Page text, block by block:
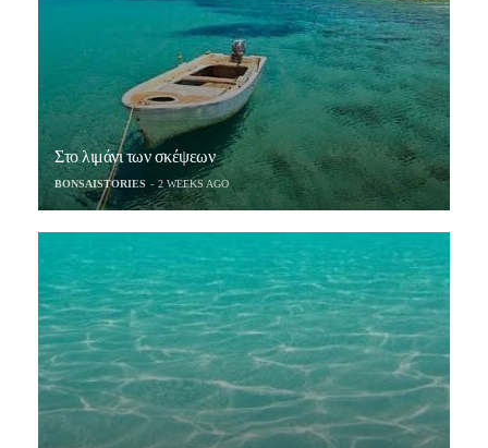
Στο λιμάνι των σκέψεων
BONSAISTORIES 2 WEEKS AGO